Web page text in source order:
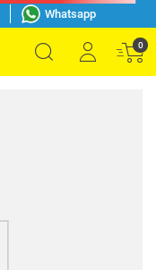
Whatsapp
0